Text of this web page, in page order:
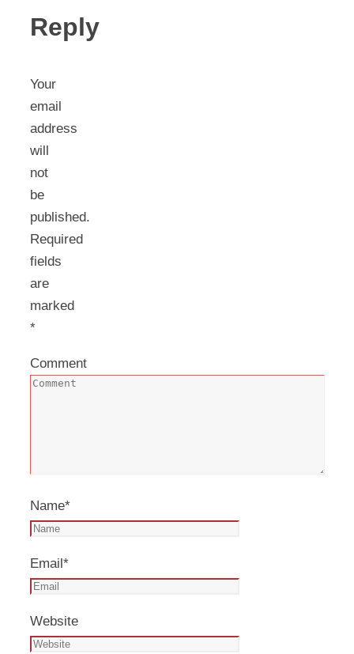
Reply
Your
email
address
will
not
be
published.
Required
fields
are
marked
*
Comment
Name*
Email *
Website